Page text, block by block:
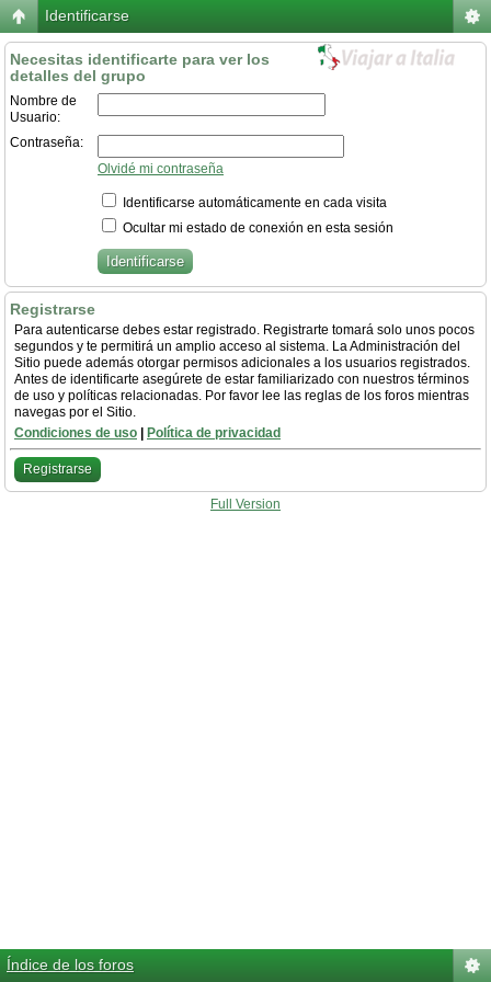
Identificarse
Necesitas identificarte para ver los
detalles del grupo
Nombre de
Usuario:
Contraseña:
Olvidé mi contraseña
Identificarse automáticamente en cada visita
Ocultar mi estado de conexión en esta sesión
Registrarse
Para autenticarse debes estar registrado. Registrarte tomará solo unos pocos
segundos y te permitirá un amplio acceso al sistema. La Administración del
Sitio puede además otorgar permisos adicionales a los usuarios registrados.
Antes de identificarte asegúrete de estar familiarizado con nuestros términos
de uso y políticas relacionadas. Por favor lee las reglas de los foros mientras
navegas por el Sitio.
Condiciones de uso
Política de privacidad
Registrarse
Full Version
Índice de los foros